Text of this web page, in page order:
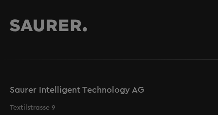
Saurer Intelligent Technology AG
Textilstrasse 9